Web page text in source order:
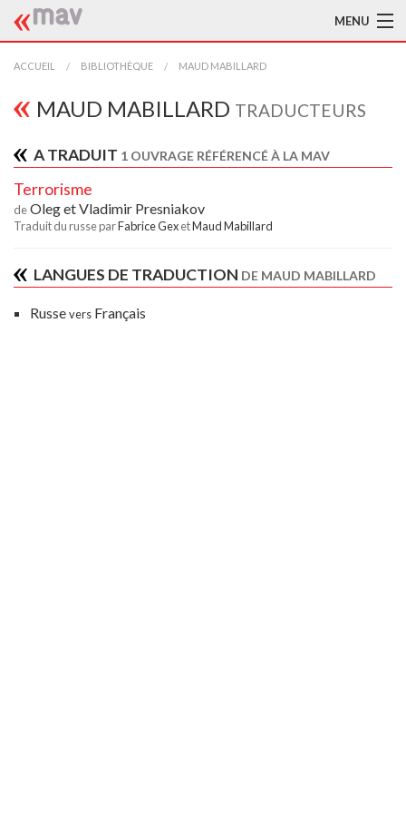
MENU
ACCUEIL
LA MAV
TRADUCTEURS
AIDE À LA TRADUCTION
ACCUEIL BIBLIOTHÈQUE MAUD MABILLARD
MAUD MABILLARD TRADUCTEURS
A TRADUIT 1 OUVRAGE RÉFÉRENCÉ À LA MAV
Terrorisme
deOleg et Vladimir Presniakov
Traduit du russe parFabrice GexetMaud Mabillard
LANGUES DE TRADUCTION DE MAUD MABILLARD
RusseversFrançais